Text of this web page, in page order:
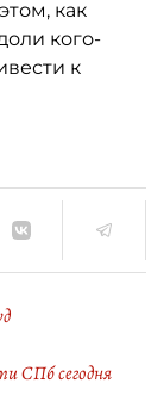
как
кого-
к
СПб сегодня